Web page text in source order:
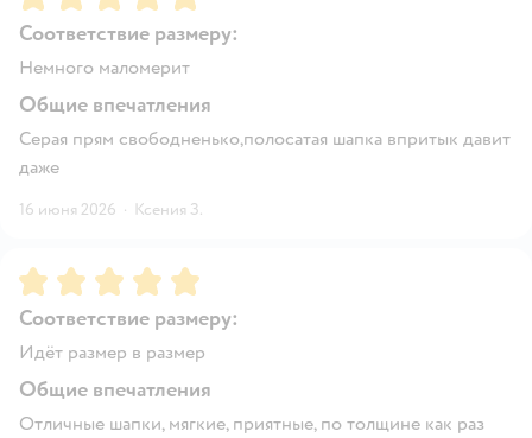
Соответствие размеру:
Немного маломерит
Общие впечатления
Серая прям свободненько,полосатая шапка впритык давит
даже
16 июня 2026 · Ксения З.
Рейтинг:5
Соответствие размеру:
Идёт размер в размер
Общие впечатления
Отличные шапки, мягкие, приятные, по толщине как раз